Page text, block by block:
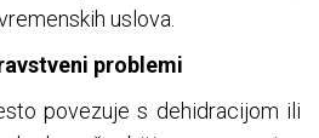
uslova.
problemi
povezuje s dehidracijom ili